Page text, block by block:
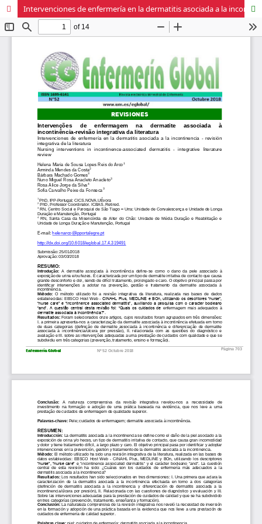
Intervenciones de enfermería en la dermatitis asociada a la incontinencia - revisión integradora de la literatura